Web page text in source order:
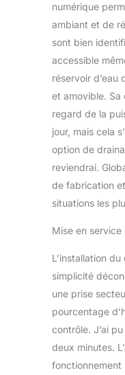
fonction de
espaces
terme.
Pratique:
salle de
entretien
drainage
drainage
Le rappel
au
heures
maintenir
une
rend
32,7 kg,
sont
de freins
produire
entrepôts et
numérique
ambiant et de
sont bien
accessible
réservoir d’eau
et amovible.
regard de la
jour, mais cela
option de
reviendrai.
de fabrication
situations les
Mise en
L’installation
simplicité
une prise
pourcentage
contrôle. J’ai
deux minutes.
fonctionnement